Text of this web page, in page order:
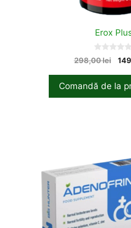
Erox
0
o
o
5
298,00lei
Comandă de la